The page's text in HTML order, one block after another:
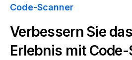
Code-Scanner
Verbessern Sie
Erlebnis mit